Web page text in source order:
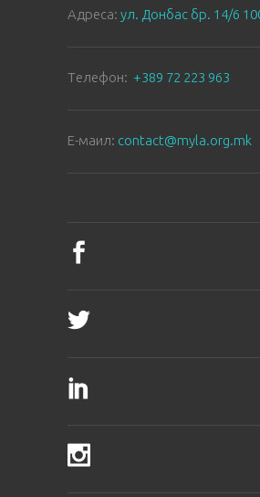
Aдреса: ул. Донбас бр. 14/6
Tелефон: +389 72 223 963
E-маил: contact@myla.org.mk